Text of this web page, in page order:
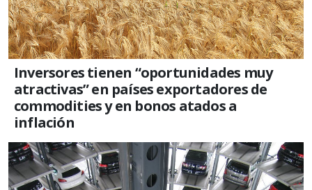
Inversores tienen “oportunidades muy
atractivas” en países exportadores de
commodities y en bonos atados a
inflación